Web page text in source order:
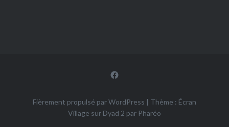
Facebook
Fièrement propulsé par WordPress | Thème : Écran
Village sur Dyad 2 par Pharéo